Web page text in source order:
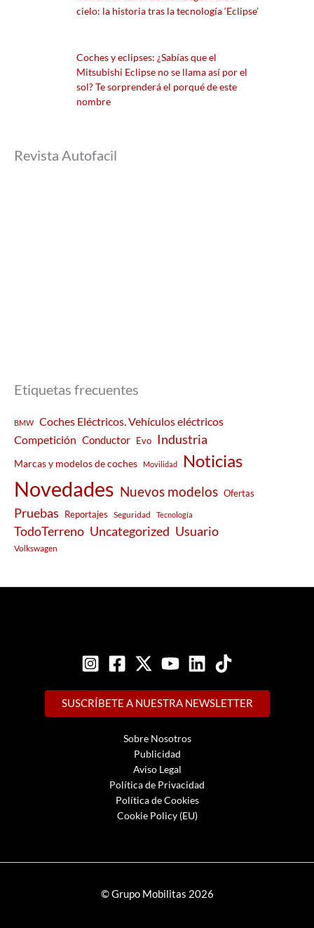
cielo: la historia tras la tecnología ‘Eclipse’
Coches y eclipses: ¿Sabías que el
Mitsubishi Eclipse no se llama así por el
sol? Te sorprenderá el porqué de este
nombre
Revista Autofacil
Etiquetas frecuentes
BMW
Coches Eléctricos. Vehículos eléctricos
Competición Conductor Evo Industria
Marcas y modelos de coches Movilidad Noticias
Novedades Nuevos modelos Ofertas
Pruebas Reportajes Seguridad Tecnología
TodoTerreno Uncategorized Usuario
Volkswagen
SUSCRÍBETE A NUESTRA NEWSLETTER
Sobre Nosotros
Publicidad
Aviso Legal
Política de Privacidad
Política de Cookies
Cookie Policy (EU)
© Grupo Mobilitas 2026